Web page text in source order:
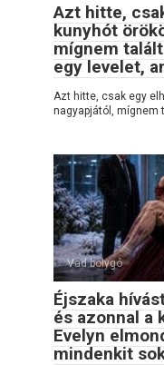
Azt hitte,
kunyhót
mígnem
egy levelet,
Azt hitte, csak egy
nagyapjától, mígnem
Vad bolygó
Éjszaka
és azonnal a
Evelyn
mindenkit